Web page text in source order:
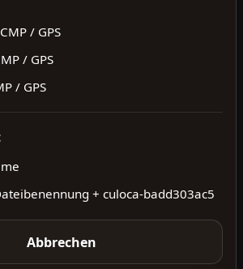
/ GPS
/ GPS
/ GPS
+ culoca-badd303ac5
Abbrechen